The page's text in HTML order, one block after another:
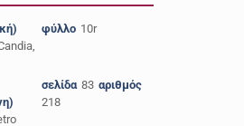
φύλλο 10r
σελίδα 83 αριθμός
218